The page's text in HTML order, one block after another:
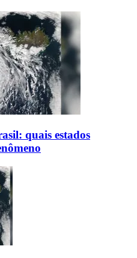
quais estados